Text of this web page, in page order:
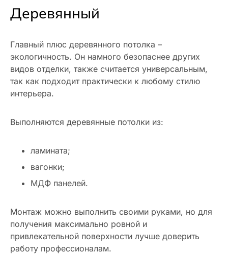
Деревянный
Главный плюс деревянного потолка –
экологичность. Он намного безопаснее других
видов отделки, также считается универсальным,
так как подходит практически к любому стилю
интерьера.
Выполняются деревянные потолки из:
ламината;
вагонки;
МДФ панелей.
Монтаж можно выполнить своими руками, но для
получения максимально ровной и
привлекательной поверхности лучше доверить
работу профессионалам.